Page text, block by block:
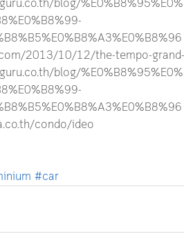
blog/
2013/10/12/the-tempo-
blog/
condo/ideo
#car